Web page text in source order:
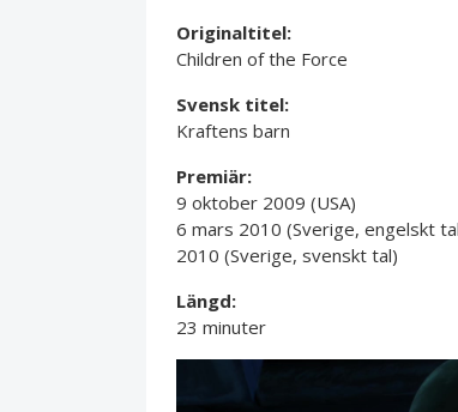
Originaltitel:
Children of the Force
Svensk titel:
Kraftens barn
Premiär:
9 oktober 2009 (USA)
6 mars 2010 (Sverige, engelskt
2010 (Sverige, svenskt tal)
Längd:
23 minuter